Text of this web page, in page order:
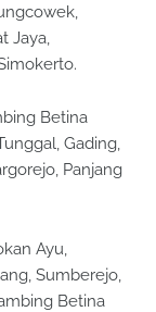
Jaya,
Betina
Gading,
Panjang
Ayu,
Sumberejo,
Betina